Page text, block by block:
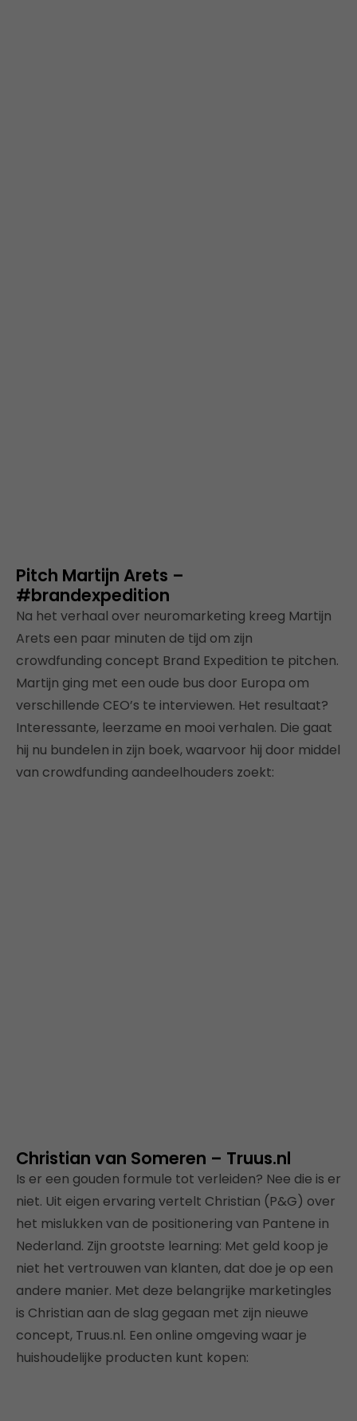
Pitch Martijn Arets –
#brandexpedition
Na het verhaal over neuromarketing kreeg Martijn
Arets een paar minuten de tijd om zijn
crowdfunding concept Brand Expedition te pitchen.
Martijn ging met een oude bus door Europa om
verschillende CEO’s te interviewen. Het resultaat?
Interessante, leerzame en mooi verhalen. Die gaat
hij nu bundelen in zijn boek, waarvoor hij door middel
van crowdfunding aandeelhouders zoekt:
Christian van Someren – Truus.nl
Is er een gouden formule tot verleiden? Nee die is er
niet. Uit eigen ervaring vertelt Christian (P&G) over
het mislukken van de positionering van Pantene in
Nederland. Zijn grootste learning: Met geld koop je
niet het vertrouwen van klanten, dat doe je op een
andere manier. Met deze belangrijke marketingles
is Christian aan de slag gegaan met zijn nieuwe
concept, Truus.nl. Een online omgeving waar je
huishoudelijke producten kunt kopen: